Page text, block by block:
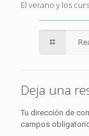
El verano y los
Deja una
Tu dirección de
campos